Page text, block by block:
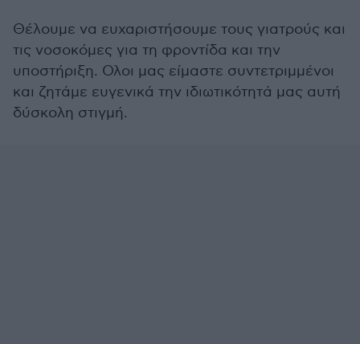
Θέλουμε να ευχαριστήσουμε τους γιατρούς και
τις νοσοκόμες για τη φροντίδα και την
υποστήριξη. Ολοι μας είμαστε συντετριμμένοι
και ζητάμε ευγενικά την ιδιωτικότητά μας αυτή
δύσκολη στιγμή.